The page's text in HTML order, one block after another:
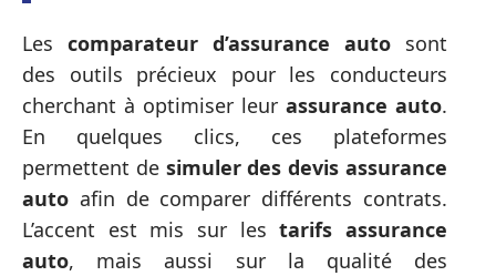
Les comparateur d’assurance auto sont
des outils précieux pour les conducteurs
cherchant à optimiser leur assurance auto.
En quelques clics, ces plateformes
permettent de simuler des devis assurance
auto afin de comparer différents contrats.
L’accent est mis sur lestarifs assurance
auto, mais aussi sur la qualité des